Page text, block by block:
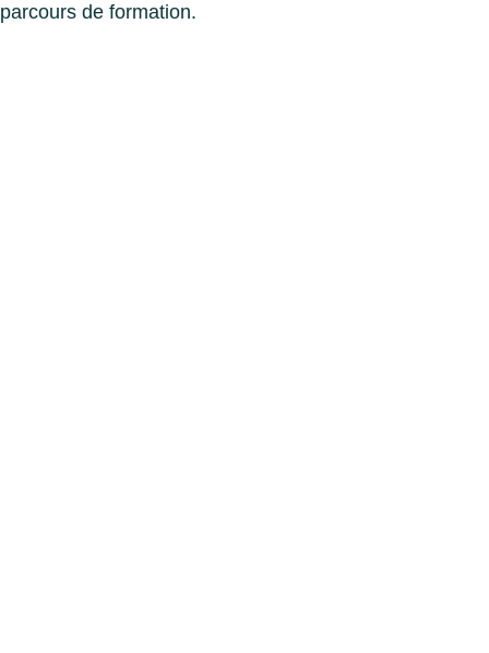
parcours de formation.